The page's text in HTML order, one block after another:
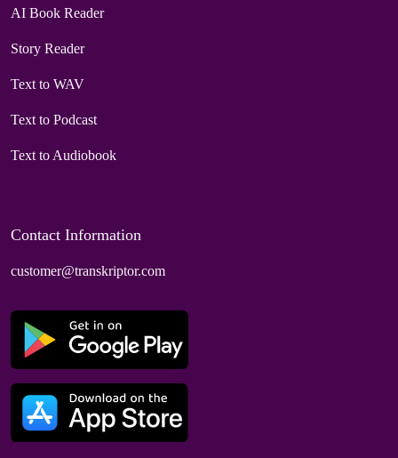
AI Book Reader
Story Reader
Text to WAV
Text to Podcast
Text to Audiobook
Contact Information
customer@transkriptor.com